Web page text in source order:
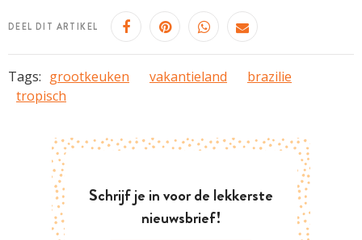
DEEL DIT ARTIKEL
Tags: grootkeuken vakantieland
brazilie
tropisch
Schrijf je in voor de lekkerste
nieuwsbrief!